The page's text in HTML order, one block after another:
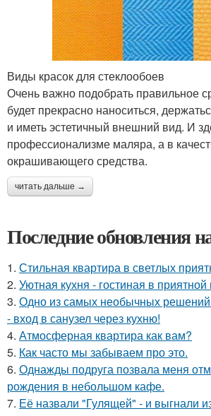
Виды красок для стеклообоев
Очень важно подобрать правильное
будет прекрасно наноситься,
и иметь эстетичный внешний вид. И
профессионализме маляра, а в
окрашивающего средства.
читать дальше →
Последние обновления
1. Стильная квартира в светлых
2. Уютная кухня - гостиная в
3. Одно из самых необычных
- вход в санузел через кухню!
4. Атмосферная квартира как вам?
5. Как часто мы забываем про это.
6. Однажды подруга позвала меня
рождения в небольшом кафе.
7. Её назвали "Гулящей" - и выгнали